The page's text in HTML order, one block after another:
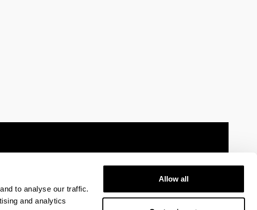
to analyse our traffic.
and analytics
Allow allContact